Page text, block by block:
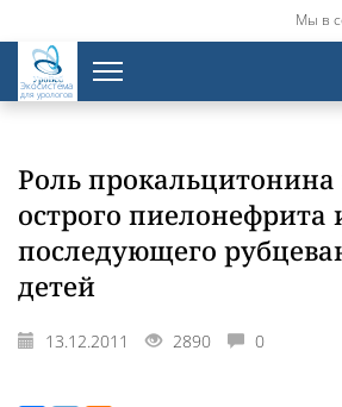
Мы в
Экосистема
для урологов
Роль прокальцитонина
острого пиелонефрита
последующего
детей
13.12.2011 2890 0